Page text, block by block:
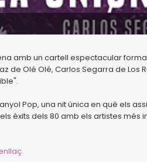
amb un cartell espectacular
de Olé Olé, Carlos Segarra de Los
Pop, una nit única en què els
èxits dels 80 amb els artistes